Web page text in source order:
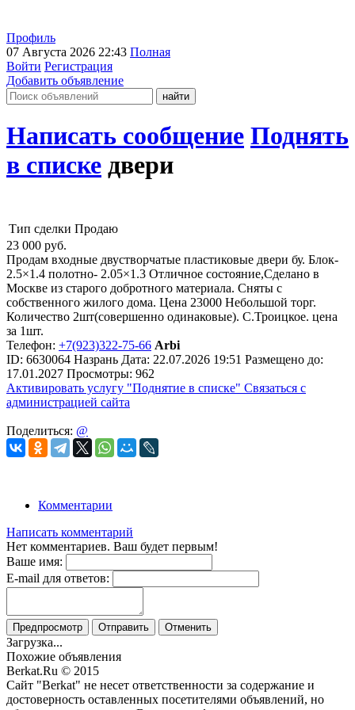
Профиль
07 Августа 2026 22:43 Полная
Войти Регистрация
Добавить объявление
Написать сообщение Поднять
в списке двери
Тип сделки Продаю
23 000 руб.
Продам входные двустворчатые пластиковые двери бу. Блок-
2.5×1.4 полотно- 2.05×1.3 Отличное состояние,Сделано в
Москве из старого добротного материала. Сняты с
собственного жилого дома. Цена 23000 Небольшой торг.
Количество 2шт(совершенно одинаковые). С.Троицкое. цена
за 1шт.
Телефон: +7(923)322-75-66 Arbi
ID: 6630064 Назрань Дата: 22.07.2026 19:51 Размещено до:
17.01.2027 Просмотры: 962
Активировать услугу "Поднятие в списке" Связаться с
администрацией сайта
Поделиться: @
Комментарии
Написать комментарий
Нет комментариев. Ваш будет первым!
Ваше имя:
E-mail для ответов:
Предпросмотр Отправить Отменить
Загрузка...
Похожие объявления
Berkat.Ru © 2015
Сайт "Berkat" не несет ответственности за содержание и
достоверность оставленных посетителями объявлений, но